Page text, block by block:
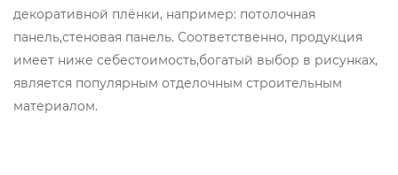
декоративной плёнки, например: потолочная
панель,стеновая панель. Соответственно, продукция
имеет ниже себестоимость,богатый выбор в рисунках,
является популярным отделочным строительным
материалом.